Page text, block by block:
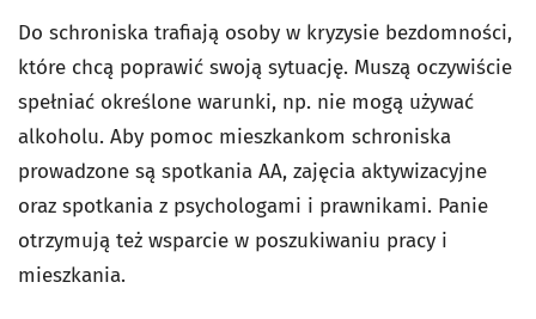
Do schroniska trafiają osoby w kryzysie bezdomności,
które chcą poprawić swoją sytuację. Muszą oczywiście
spełniać określone warunki, np. nie mogą używać
alkoholu. Aby pomoc mieszkankom schroniska
prowadzone są spotkania AA, zajęcia aktywizacyjne
oraz spotkania z psychologami i prawnikami. Panie
otrzymują też wsparcie w poszukiwaniu pracy i
mieszkania.